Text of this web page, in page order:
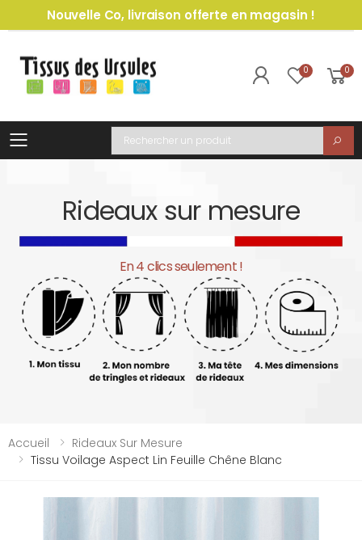
Nouvelle Co, livraison offerte en magasin !
0 0
Toggle mobile menu
Recherche
Rideaux sur mesure
En 4 clics seulement !
Accueil
Rideaux Sur Mesure
Tissu Voilage Aspect Lin Feuille Chêne Blanc